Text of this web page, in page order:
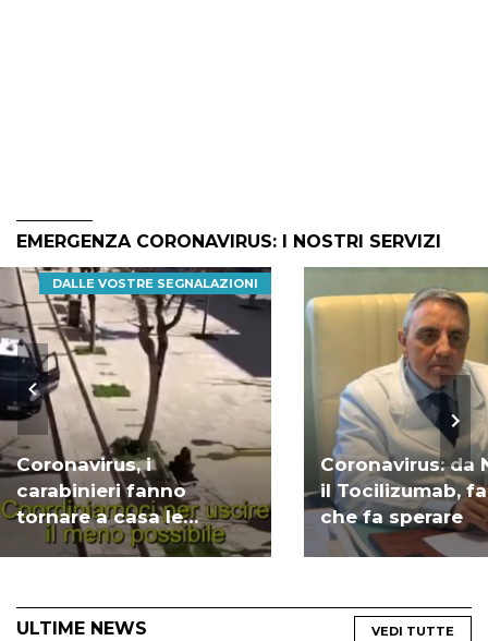
EMERGENZA CORONAVIRUS: I NOSTRI SERVIZI
DALLE VOSTRE SEGNALAZIONI
Coronavirus, i
carabinieri fanno
tornare a casa le
persone: ma si può
Coronavirus: da
il Tocilizumab,
che fa sperare
ULTIME NEWS VEDI TUTTE